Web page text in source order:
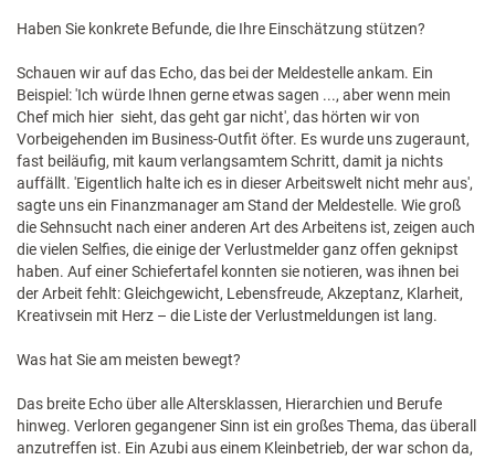
Haben Sie konkrete Befunde, die Ihre Einschätzung stützen?
Schauen wir auf das Echo, das bei der Meldestelle ankam. Ein
Beispiel: 'Ich würde Ihnen gerne etwas sagen ..., aber wenn mein
Chef mich hier sieht, das geht gar nicht', das hörten wir von
Vorbeigehenden im Business-Outfit öfter. Es wurde uns zugeraunt,
fast beiläufig, mit kaum verlangsamtem Schritt, damit ja nichts
auffällt. 'Eigentlich halte ich es in dieser Arbeitswelt nicht mehr aus',
sagte uns ein Finanzmanager am Stand der Meldestelle. Wie groß
die Sehnsucht nach einer anderen Art des Arbeitens ist, zeigen auch
die vielen Selfies, die einige der Verlustmelder ganz offen geknipst
haben. Auf einer Schiefertafel konnten sie notieren, was ihnen bei
der Arbeit fehlt: Gleichgewicht, Lebensfreude, Akzeptanz, Klarheit,
Kreativsein mit Herz – die Liste der Verlustmeldungen ist lang.
Was hat Sie am meisten bewegt?
Das breite Echo über alle Altersklassen, Hierarchien und Berufe
hinweg. Verloren gegangener Sinn ist ein großes Thema, das überall
anzutreffen ist. Ein Azubi aus einem Kleinbetrieb, der war schon da,